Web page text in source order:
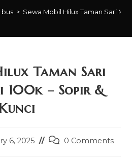
bus > Sewa Mobil Hilux Taman Sari
Taman Sari
– Sopir &
6, 2025
Post0 Comments